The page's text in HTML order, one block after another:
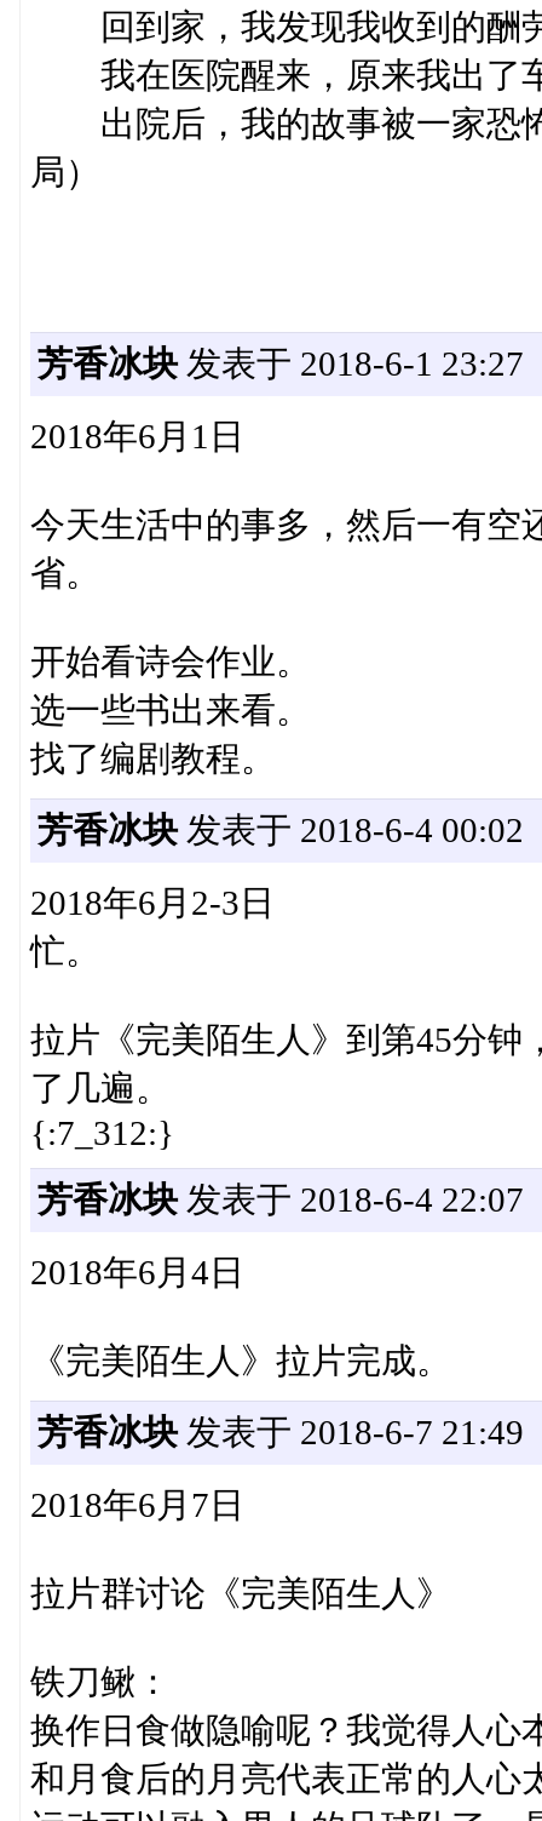
回到家，我发现我收到的酬
我在医院醒来，原来我出了
出院后，我的故事被一家恐
局）
芳香冰块发表于 2018-6-1 23:27
2018年6月1日
今天生活中的事多，然后一有空
省。
开始看诗会作业。
选一些书出来看。
找了编剧教程。
芳香冰块发表于 2018-6-4 00:02
2018年6月2-3日
忙。
拉片《完美陌生人》到第45分
了几遍。
{:7_312:}
芳香冰块发表于 2018-6-4 22:07
2018年6月4日
《完美陌生人》拉片完成。
芳香冰块发表于 2018-6-7 21:49
2018年6月7日
拉片群讨论《完美陌生人》
铁刀鳅：
换作日食做隐喻呢？我觉得人心
和月食后的月亮代表正常的人心